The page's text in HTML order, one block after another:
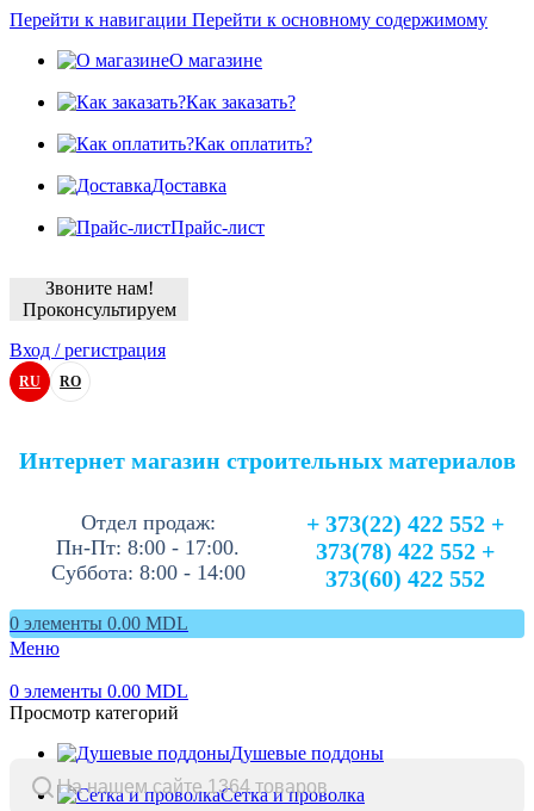
Перейти к навигации Перейти к основному содержимому
О магазине
Как заказать?
Как оплатить?
Доставка
Прайс-лист
Звоните нам!
Проконсультируем
Вход / регистрация
RU RO
Интернет магазин строительных материалов
Отдел продаж:
Пн-Пт: 8:00 - 17:00.
Суббота: 8:00 - 14:00
+ 373(22) 422 552 +
373(78) 422 552 +
373(60) 422 552
0 элементы 0.00 MDL
Меню
0 элементы 0.00 MDL
Просмотр категорий
Душевые поддоны
Сетка и проволка